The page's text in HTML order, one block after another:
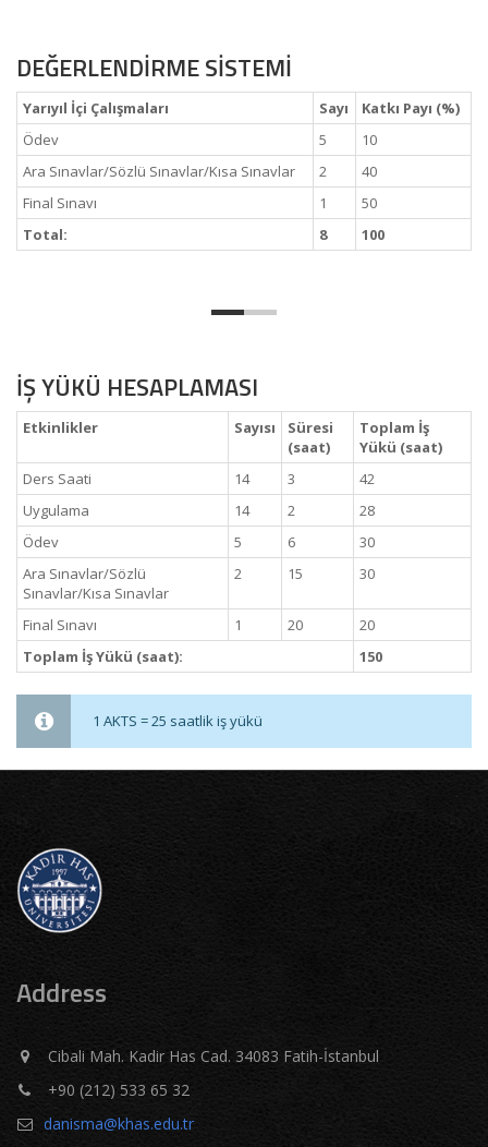
DEĞERLENDİRME SİSTEMİ
Yarıyıl İçi Çalışmaları Sayı
Katkı Payı (%)
Ödev
5
10
Ara Sınavlar/Sözlü Sınavlar/Kısa Sınavlar
2
40
Final Sınavı
1
50
Total:
8 100
İŞ YÜKÜ HESAPLAMASI
Etkinlikler Sayısı
Süresi
(saat)
Toplam İş
Yükü (saat)
Ders Saati
14 3
42
Uygulama
14 2
28
Ödev
5 6
30
Ara Sınavlar/Sözlü
Sınavlar/Kısa Sınavlar
2 15 30
Final Sınavı 1 20
20
Toplam İş Yükü (saat):
150
1 AKTS = 25 saatlik iş yükü
Address
Cibali Mah. Kadir Has Cad. 34083 Fatih-İstanbul
+90 (212) 533 65 32
danisma@khas.edu.tr